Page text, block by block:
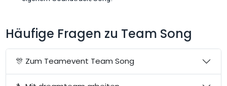
Häufige Fragen zu Team Song
🎊 Zum Teamevent Team Song